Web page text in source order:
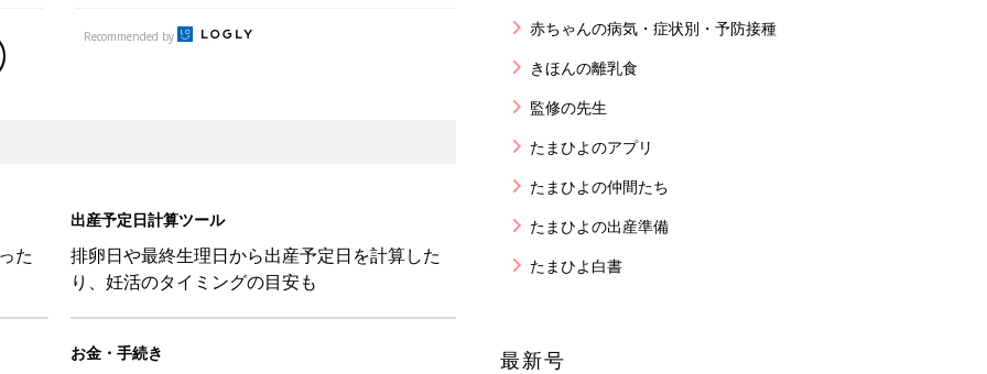
Recommended by
た
出産予定日計算ツール
排卵日や最終生理日から出産予定日を計算した
り、妊活のタイミングの目安も
お金・手続き
赤ちゃんの病気・症状別・予防接種
きほんの離乳食
監修の先生
たまひよのアプリ
たまひよの仲間たち
たまひよの出産準備
たまひよ白書
最新号